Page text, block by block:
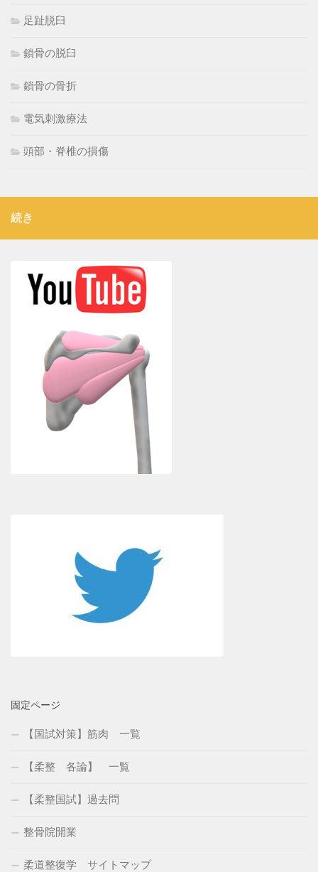
足趾脱臼
鎖骨の脱臼
鎖骨の骨折
電気刺激療法
頭部・脊椎の損傷
続き
固定ページ
【国試対策】筋肉 一覧
【柔整 各論】 一覧
【柔整国試】過去問
整骨院開業
柔道整復学 サイトマップ